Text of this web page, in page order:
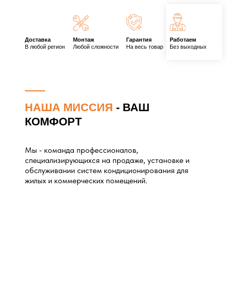
Доставка
В любой регион
Монтаж
Любой сложности
Гарантия
На весь товар
Работаем
Без выходных
НАША МИССИЯ - ВАШ
КОМФОРТ
Мы - команда профессионалов,
специализирующихся на продаже, установке и
обслуживании систем кондиционирования для
жилых и коммерческих помещений.